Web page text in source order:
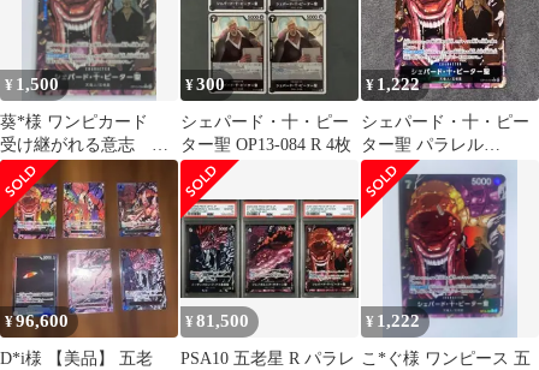
¥ 1,500
葵*様 ワンピカード
受け継がれる意志 Ｏ
Ｐー１３ ＲーＰ シェ
パード・十・ピー
¥300
シェパード・十・ピー
ター聖 OP13-084 R 4枚
¥ 1,222
シェパード・十・ピー
ター聖 パラレル
【OP13-084 R ★】
¥96,600
D*i様 【美品】 五老
¥81,500
PSA10 五老星 R パラレ
¥ 1,222
こ*ぐ様 ワンピース 五